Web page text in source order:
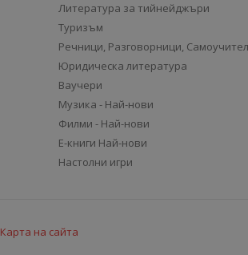
Литература за тийнейджъри
Туризъм
Речници, Разговорници,
Юридическа литература
Ваучери
Музика - Най-нови
Филми - Най-нови
Е-книги Най-нови
Настолни игри
Карта на сайта